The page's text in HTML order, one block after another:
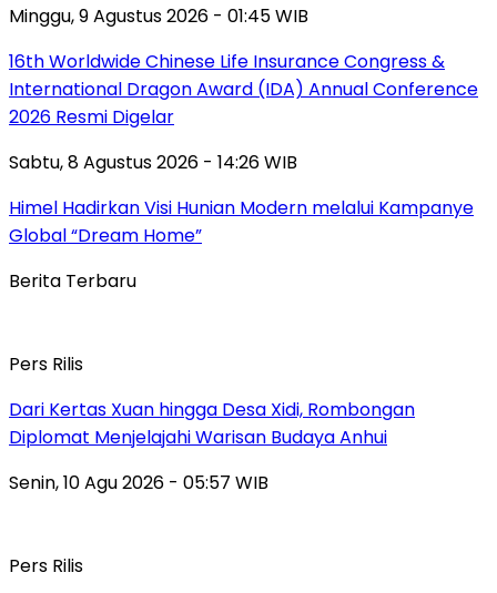
Minggu, 9 Agustus 2026 - 01:45 WIB
16th Worldwide Chinese Life Insurance Congress &
International Dragon Award (IDA) Annual Conference
2026 Resmi Digelar
Sabtu, 8 Agustus 2026 - 14:26 WIB
Himel Hadirkan Visi Hunian Modern melalui Kampanye
Global “Dream Home”
Berita Terbaru
Pers Rilis
Dari Kertas Xuan hingga Desa Xidi, Rombongan
Diplomat Menjelajahi Warisan Budaya Anhui
Senin, 10 Agu 2026 - 05:57 WIB
Pers Rilis